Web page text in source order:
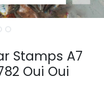
Stamps A7
Oui Oui